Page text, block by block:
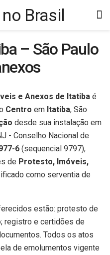
– São Paulo
e Anexos de Itatiba é
Centro em Itatiba, São
desde sua instalação em
- Conselho Nacional de
6 (sequencial 9797),
de Protesto, Imóveis,
como serventia de
estão: protesto de
registro e certidões de
Todos os atos
de emolumentos vigente